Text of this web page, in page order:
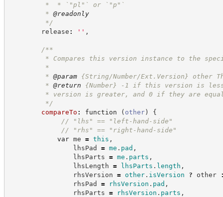
*  * `"pl"` or `"p"`
* @readonly
*/
release : ' ' ,
/**
* Compares this version instance to the
*
* @param {String/Number/Ext.Version} other
* @return {Number}
-1 if this version is
* version is greater, and 0 if they are
*/
compareTo : function ( other)
{
// "lhs" == "left-hand-side"
// "rhs" == "right-hand-side"
var me = this ,
lhsPad = me . pad ,
lhsParts = me . parts ,
lhsLength = lhsParts . length ,
rhsVersion = other. isVersion ? other
rhsPad = rhsVersion . pad ,
rhsParts = rhsVersion . parts ,